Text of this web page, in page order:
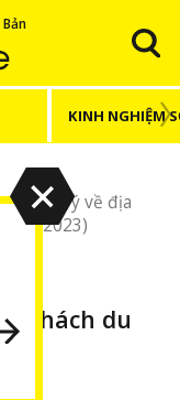
KINH NGHIỆM
/ 3 gợi ý về địa
2023)
khách du